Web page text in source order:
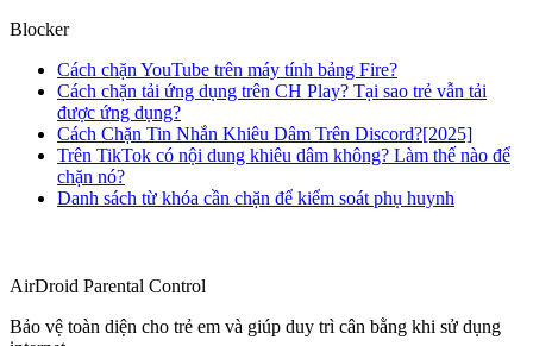
Blocker
Cách chặn YouTube trên máy tính bảng Fire?
Cách chặn tải ứng dụng trên CH Play? Tại sao trẻ vẫn tải
được ứng dụng?
Cách Chặn Tin Nhắn Khiêu Dâm Trên Discord?[2025]
Trên TikTok có nội dung khiêu dâm không? Làm thế nào để
chặn nó?
Danh sách từ khóa cần chặn để kiểm soát phụ huynh
AirDroid Parental Control
Bảo vệ toàn diện cho trẻ em và giúp duy trì cân bằng khi sử dụng